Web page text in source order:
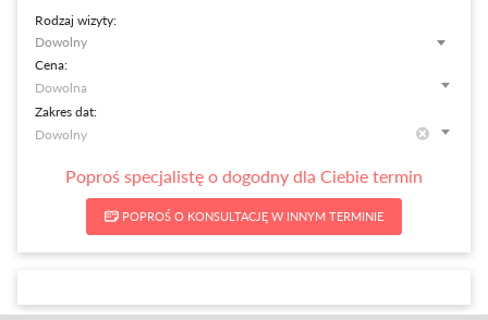
Rodzaj wizyty:
Dowolny
Cena:
Zakres dat:
Poproś specjalistę o dogodny dla Ciebie termin
POPROŚ O KONSULTACJĘ W INNYM TERMINIE